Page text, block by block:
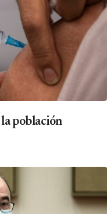
población